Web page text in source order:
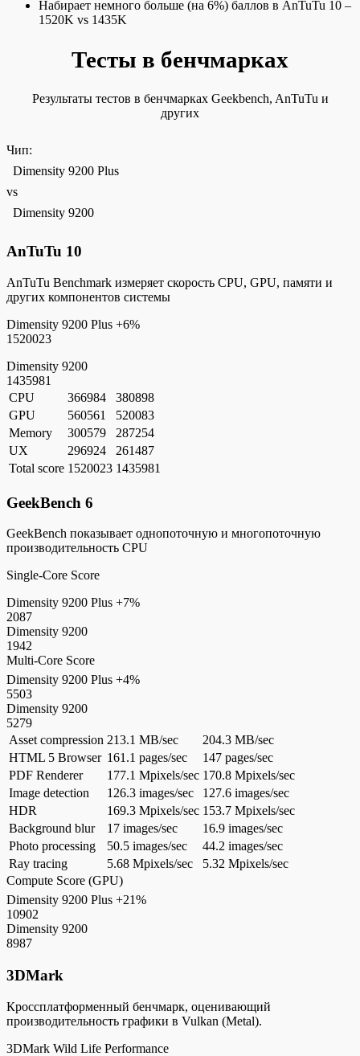
Набирает немного больше (на 6%) баллов в AnTuTu 10 –
1520K vs 1435K
Тесты в бенчмарках
Результаты тестов в бенчмарках Geekbench, AnTuTu и
других
Чип:
Dimensity 9200 Plus
vs
Dimensity 9200
AnTuTu 10
AnTuTu Benchmark измеряет скорость CPU, GPU, памяти и
других компонентов системы
Dimensity 9200 Plus +6%
1520023
Dimensity 9200
1435981
CPU
366984
380898
GPU
560561
520083
Memory
300579
287254
UX
296924
261487
Total score 1520023 1435981
GeekBench 6
GeekBench показывает однопоточную и многопоточную
производительность CPU
Single-Core Score
Dimensity 9200 Plus +7%
2087
Dimensity 9200
1942
Multi-Core Score
Dimensity 9200 Plus +4%
5503
Dimensity 9200
5279
Asset compression 213.1 MB/sec
204.3 MB/sec
HTML 5 Browser 161.1 pages/sec
147 pages/sec
PDF Renderer
177.1 Mpixels/sec 170.8 Mpixels/sec
Image detection
126.3 images/sec
127.6 images/sec
HDR
169.3 Mpixels/sec 153.7 Mpixels/sec
Background blur
17 images/sec
16.9 images/sec
Photo processing
50.5 images/sec
44.2 images/sec
Ray tracing
5.68 Mpixels/sec
5.32 Mpixels/sec
Compute Score (GPU)
Dimensity 9200 Plus +21%
10902
Dimensity 9200
8987
3DMark
Кроссплатформенный бенчмарк, оценивающий
производительность графики в Vulkan (Metal).
3DMark Wild Life Performance